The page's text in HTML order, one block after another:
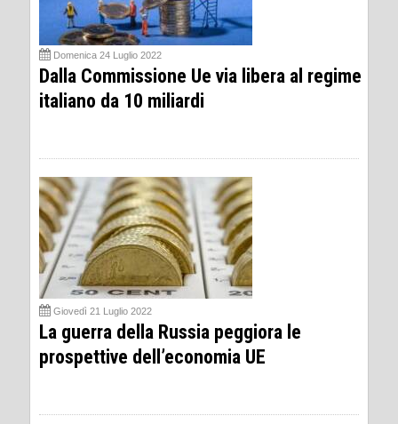
Domenica 24 Luglio 2022
Dalla Commissione Ue via libera al regime
italiano da 10 miliardi
Giovedì 21 Luglio 2022
La guerra della Russia peggiora le
prospettive dell’economia UE